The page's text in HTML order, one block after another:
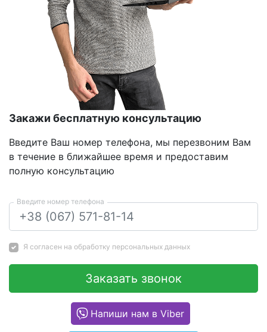
Закажи бесплатную консультацию
Введите Ваш номер телефона, мы перезвоним Вам
в течение в ближайшее время и предоставим
полную консультацию
Введите номер телефона
Я согласен на обработку персональных данных
Заказать звонок
Напиши нам в Viber